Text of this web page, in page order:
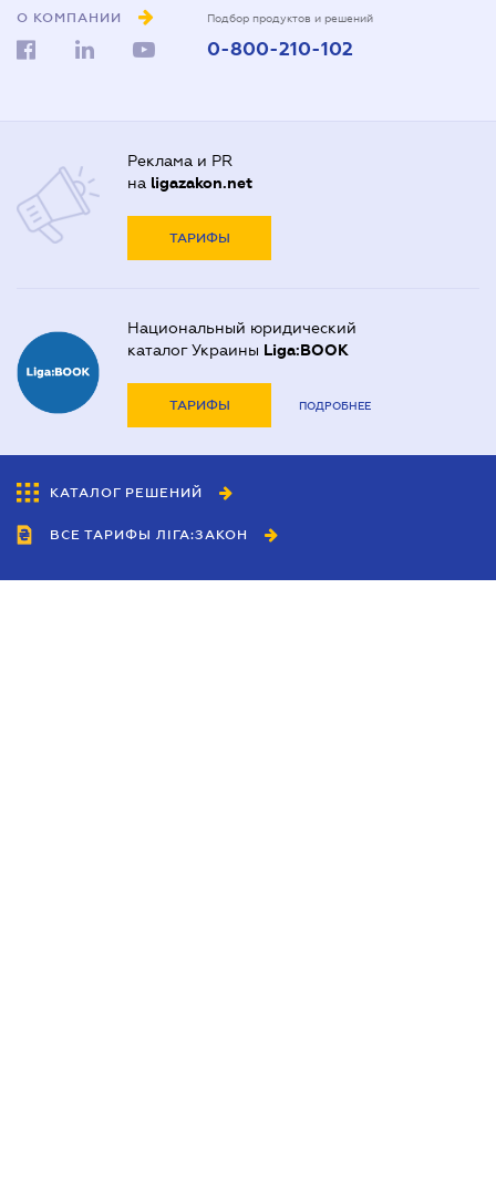
О КОМПАНИИ Подбор продуктов и решений
0-800-210-102
Реклама и PR
на ligazakon.net
ТАРИФЫ
Национальный юридический
каталог Украины Liga:BOOK
ТАРИФЫ ПОДРОБНЕЕ
КАТАЛОГ РЕШЕНИЙ
ВСЕ ТАРИФЫ ЛІГА:ЗАКОН